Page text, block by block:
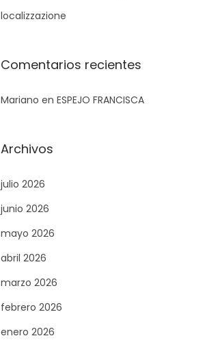
localizzazione
Comentarios recientes
Mariano en ESPEJO FRANCISCA
Archivos
julio 2026
junio 2026
mayo 2026
abril 2026
marzo 2026
febrero 2026
enero 2026